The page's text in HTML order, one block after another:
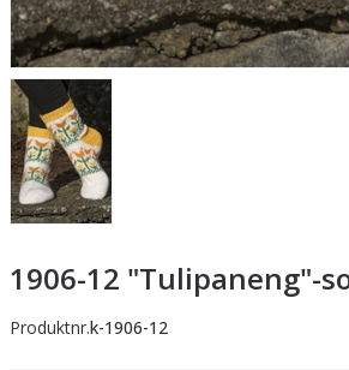
1906-12 "Tulipaneng"-
Produktnr.k-1906-12